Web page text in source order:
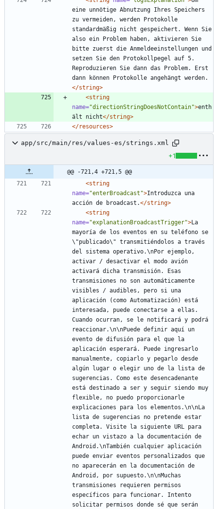
eine unnötige Abnutzung Ihres Speichers
zu vermeiden, werden Protokolle
standardmäßig nicht gespeichert. Wenn Sie
also ein Problem haben, aktivieren Sie
bitte zuerst die Anmeldeeinstellungen und
setzen Sie den Protokollpegel auf 5.
Reproduzieren Sie dann das Problem. Erst
dann können Protokolle angehängt werden.
</string>
<string
name="directionStringDoesNotContain">enth
ält nicht</string>
</resources>
app/src/main/res/values-es/strings.xml
+1
@@ -721,4 +721,5 @@
<string
name="enterBroadcast">Introduzca una
acción de broadcast.</string>
<string
name="explanationBroadcastTrigger">La
mayoría de los eventos en su teléfono se
\"publicado\" transmitiéndolos a través
del sistema operativo.\nPor ejemplo,
activar / desactivar el modo avión
activará dicha transmisión. Esas
transmisiones no son automáticamente
visibles / audibles, pero si una
aplicación (como Automatización) está
interesada, puede conectarse a ellas.
Cuando ocurran, se le notificará y podrá
reaccionar.\n\nPuede definir aquí un
evento de difusión para el que la
aplicación esperará. Puede ingresarlo
manualmente, copiarlo y pegarlo desde
algún lugar o elegir uno de la lista de
sugerencias. Como este desencadenante
está destinado a ser y seguir siendo muy
flexible, no puedo proporcionarle
explicaciones para los elementos.\n\nLa
lista de sugerencias no pretende estar
completa. Visite la siguiente URL para
echar un vistazo a la documentación de
Android.\nTambién cualquier aplicación
puede enviar eventos personalizados que
no aparecerán en la documentación de
Android, por supuesto.\n\nMuchas
transmisiones requieren permisos
específicos para funcionar. Intento
solicitar permisos donde sé que serán